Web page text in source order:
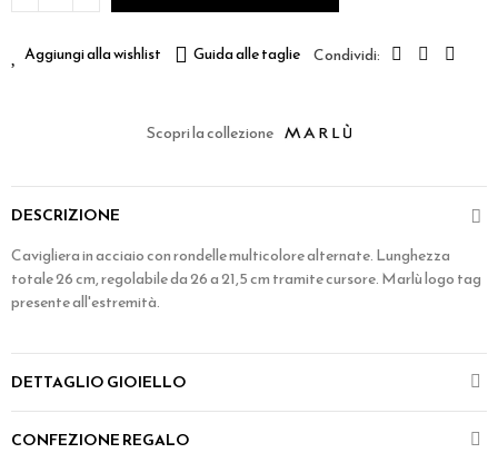
Aggiungi alla wishlist Guida alle taglie
Scopri la collezione
DESCRIZIONE
Cavigliera in acciaio con rondelle multicolore alternate. Lunghezza
totale 26 cm, regolabile da 26 a 21,5 cm tramite cursore. Marlù logo tag
presente all'estremità.
DETTAGLIO GIOIELLO
CONFEZIONE REGALO